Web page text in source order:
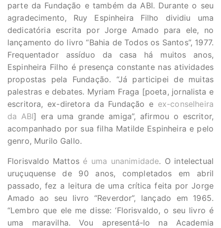
parte da Fundação e também da ABI. Durante o seu
agradecimento, Ruy Espinheira Filho dividiu uma
dedicatória escrita por Jorge Amado para ele, no
lançamento do livro “Bahia de Todos os Santos”, 1977.
Frequentador assíduo da casa há muitos anos,
Espinheira Filho é presença constante nas atividades
propostas pela Fundação. “Já participei de muitas
palestras e debates. Myriam Fraga [poeta, jornalista e
escritora, ex-diretora da Fundação e ex-conselheira
da ABI] era uma grande amiga”, afirmou o escritor,
acompanhado por sua filha Matilde Espinheira e pelo
genro, Murilo Gallo.
Florisvaldo Mattos é uma unanimidade. O intelectual
uruçuquense de 90 anos, completados em abril
passado, fez a leitura de uma crítica feita por Jorge
Amado ao seu livro “Reverdor”, lançado em 1965.
“Lembro que ele me disse: ‘Florisvaldo, o seu livro é
uma maravilha. Vou apresentá-lo na Academia